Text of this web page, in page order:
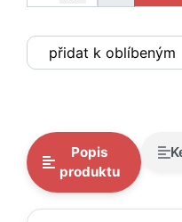
přidat k oblíbeným
Popis
produktu